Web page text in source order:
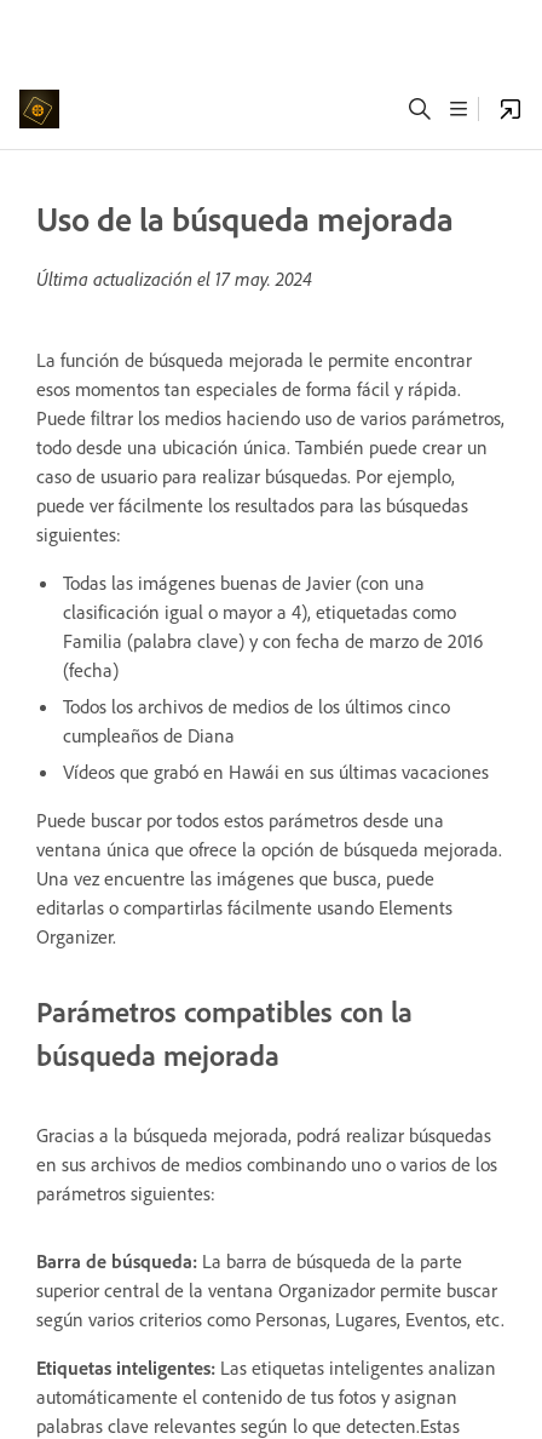
Uso de la búsqueda mejorada
Última actualización el 17 may. 2024
La función de búsqueda mejorada le permite encontrar
esos momentos tan especiales de forma fácil y rápida.
Puede filtrar los medios haciendo uso de varios parámetros,
todo desde una ubicación única. También puede crear un
caso de usuario para realizar búsquedas. Por ejemplo,
puede ver fácilmente los resultados para las búsquedas
siguientes:
Todas las imágenes buenas de Javier (con una
clasificación igual o mayor a 4), etiquetadas como
Familia (palabra clave) y con fecha de marzo de 2016
(fecha)
Todos los archivos de medios de los últimos cinco
cumpleaños de Diana
Vídeos que grabó en Hawái en sus últimas vacaciones
Puede buscar por todos estos parámetros desde una
ventana única que ofrece la opción de búsqueda mejorada.
Una vez encuentre las imágenes que busca, puede
editarlas o compartirlas fácilmente usando Elements
Organizer.
Parámetros compatibles con la
búsqueda mejorada
Gracias a la búsqueda mejorada, podrá realizar búsquedas
en sus archivos de medios combinando uno o varios de los
parámetros siguientes:
Barra de búsqueda: La barra de búsqueda de la parte
superior central de la ventana Organizador permite buscar
según varios criterios como Personas, Lugares, Eventos, etc.
Etiquetas inteligentes: Las etiquetas inteligentes analizan
automáticamente el contenido de tus fotos y asignan
palabras clave relevantes según lo que detecten.Estas